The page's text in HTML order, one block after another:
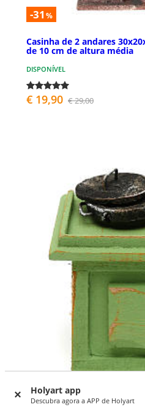
Holyart app
Descubra agora a APP de Holyart
-31 %
Casinha de 2 andares
de 10 cm de altura média
DISPONÍVEL
€ 19,90 € 29,00
Balcão verde de loja com